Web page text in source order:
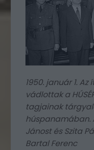
1950. január 1.
vádlottak a
tagjainak
húspanamában.
Jánost és Szita
Bartal Ferenc